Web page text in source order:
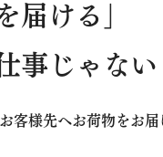
届ける」
事じゃない
客様先へお荷物をお